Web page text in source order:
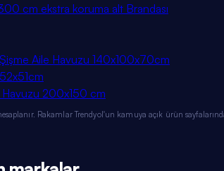
cm ekstra koruma alt Brandası
Aile Havuzu 140x100x70cm
200x150 cm
Rakamlar Trendyol'un kamuya açık ürün